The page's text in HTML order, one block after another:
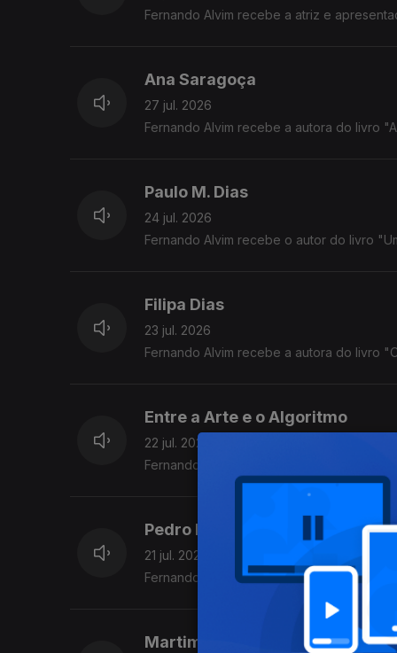
Fernando Alvim recebe a atriz e
Ana Saragoça
27 jul. 2026
Fernando Alvim recebe a autora do livro
Paulo M. Dias
24 jul. 2026
Fernando Alvim recebe o autor do livro
Filipa Dias
23 jul. 2026
Fernando Alvim recebe a autora do livro
Entre a Arte e o Algoritmo
22 jul. 2026
Fernando Alvim conversa com Paula
Pedro Pires
21 jul. 2026
Fernando Alvim recebe o criativo.
Martim Sousa Tavares